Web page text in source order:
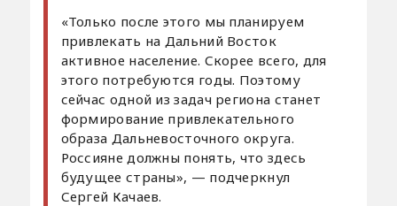
«Только после этого мы планируем
привлекать на Дальний Восток
активное население. Скорее всего, для
этого потребуются годы. Поэтому
сейчас одной из задач региона станет
формирование привлекательного
образа Дальневосточного округа.
Россияне должны понять, что здесь
будущее страны», — подчеркнул
Сергей Качаев.